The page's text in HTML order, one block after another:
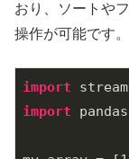
おり、ソートや
操作が可能です。
import
import pandas